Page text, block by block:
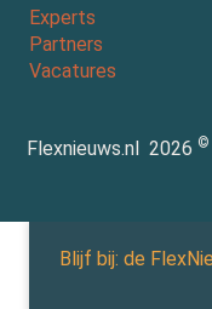
Experts
Partners
Vacatures
Flexnieuws.nl 2026 ©
Blijf bij: de